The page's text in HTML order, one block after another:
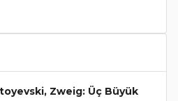
Zweig: Üç Büyük